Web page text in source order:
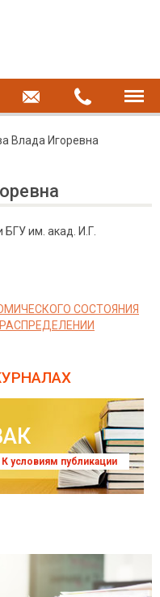
Влада Игоревна
БГУ им. акад. И.Г.
СОСТОЯНИЯ
К условиям публикации